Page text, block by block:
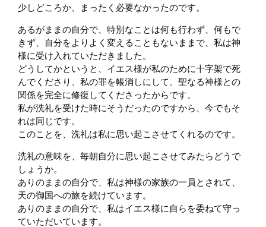
少しどころか、まったく必要なかったのです。
あるがままの自分で、特別なことは何も行わず、何もで
きず、自分をよりよく変えることもないままで、私は神
様に受け入れていただきました。
どうしてかというと、イエス様が私のために十字架で死
んでくださり、私の罪を帳消しにして、聖なる神様との
関係を完全に修復してくださったからです。
私が洗礼を受けた時にそうだったのですから、今でもそ
れは同じです。
このことを、洗礼は私に思い起こさせてくれるのです。
洗礼の意味を、毎朝自分に思い起こさせてみたらどうで
しょうか。
ありのままの自分で、私は神様の家族の一員とされて、
天の御国への旅を続けています。
ありのままの自分で、私はイエス様に自らを委ねて守っ
ていただいています。